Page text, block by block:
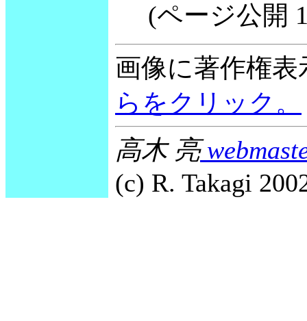
(ページ公開
画像に著作権
らをクリック。
高木 亮
(c) R. Takagi